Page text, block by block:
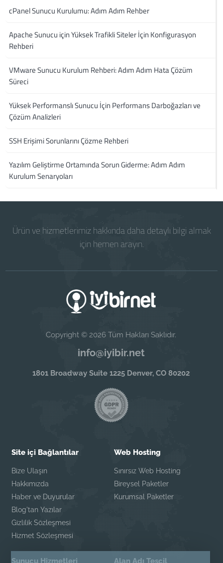
cPanel Sunucu Kurulumu: Adım Adım Rehber
Apache Sunucu için Yüksek Trafikli Siteler İçin Konfigurasyon
Rehberi
VMware Sunucu Kurulum Rehberi: Adım Adım Hata Çözüm
Süreci
Yüksek Performanslı Sunucu İçin Performans Darboğazları ve
Çözüm Analizleri
SSH Erişimi Sorunlarını Çözme Rehberi
Yazılım Geliştirme Ortamında Sorun Giderme: Adım Adım
Kurulum Senaryoları
Ürün ve hizmetlerimiz hakkında daha detaylı bilgi almak
için hemen arayın.
Copyright © 2026 Tüm Hakları Saklıdır.
info@iyibir.net
1801 Broadway Suite 1225 Denver, CO 80202
Site içi Bağlantılar
Bize Ulaşın
Hakkımızda
Haber ve Duyurular
Blog'tan Yazılar
Gizlilik Sözleşmesi
Hizmet Sözleşmesi
Web Hosting
Sınırsız Web Hosting
Bireysel Paketler
Kurumsal Paketler
Sunucu Hizmetleri Alan Adı Tescil